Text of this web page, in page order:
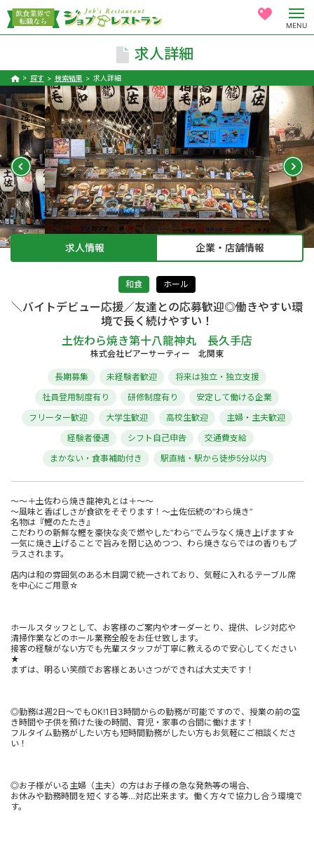
MENU
求人詳細
探す 検索結果 求人詳細
求人情報 企業・店舗情報
和食 ホール
＼バイトデビュー応援／友達との応募歓迎◎働きやすい環
境で長く続けやすい！
土佐わら焼き第十八龍神丸 長久手店
株式会社ピアーサーティー 北関東
長期募集 未経験者歓迎
将来は独立・独立支援
社員登用制度有り
研修制度有り
安定して働ける企業
フリーター歓迎
大学生歓迎 高校生歓迎
主婦・主夫歓迎
経験者優遇
シフト自己申告
交通費支給
まかない・食事補助付き
駅直結・駅から徒歩5分以内
～～＋土佐わら焼き龍神丸とは＋～～
～風味と香ばしさが食欲をそそります！～土佐伝統の“わら焼き”
名物は『鰹のたたき』
こだわりの新鮮な鰹を豪快な炎で燃やした“わら”でムラなく焼き上げます☆
一気に焼き上げることで旨みを閉じ込めつつ、わら焼きならではの香りもプ
ラスされます。
店内は和の雰囲気のある木目調で統一されており、気軽に入れるテーブル席
を中心にご用意☆
ホールスタッフとして、お客様のご案内やオーダーとり、提供、レジ対応や
清掃作業などのホール業務全般をお任せ致します。
接客の経験がない方でも先輩スタッフが丁寧に教えるので安心してください
★
まずは、明るい笑顔でお客様とあいさつができれば大丈夫です！
◎勤務は週2日～でもOK!1日3時間からの勤務が可能ですので、授業の前の空
き時間や子供を預けた後の時間、育児・家事の合間に働けます！
フルタイム勤務がしたい方も短時間勤務がしたい方もお気軽にご相談くださ
い！
◎お子様がいる主婦（主夫）の方はお子様の急な発熱等の場合、
お休みや勤務時間を短くする等…対応出来ます。働く方々で協力し合う環境で
す。